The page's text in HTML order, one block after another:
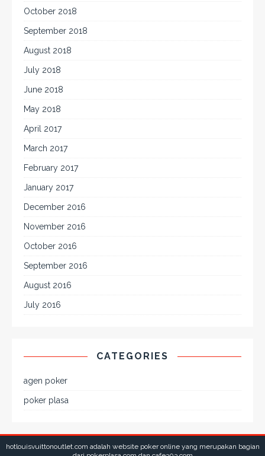
October 2018
September 2018
August 2018
July 2018
June 2018
May 2018
April 2017
March 2017
February 2017
January 2017
December 2016
November 2016
October 2016
September 2016
August 2016
July 2016
CATEGORIES
agen poker
poker plasa
hotlouisvuittonoutlet.com adalah website poker online yang merupakan bagian